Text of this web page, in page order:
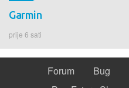
Garmin
prije 6 sati
Forum Bug